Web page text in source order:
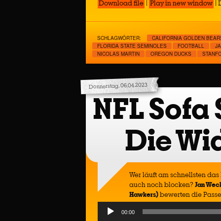
Download file | Play in new window |
SCHLAGWÖRTER: CALIFORNIA GOLDEN
FLORIDA STATE SEMINOLES
FOOTBALL
NICOLAS MARTIN
OREGON DUCKS
Donnerstag, 06.04.2023
NFL Sofa
Die
Wer läuft am schnellsten
auch noch blocken? Jan
Hawkers)bewerten die
Audio
00:00